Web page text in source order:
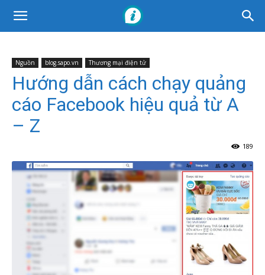
Nguồn blog.sapo.vn Thương mại điện tử
Hướng dẫn cách chạy quảng
cáo Facebook hiệu quả từ A
– Z
189